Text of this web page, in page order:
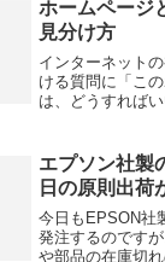
ホームページ
見分け方
インターネット
ける質問に「こ
は、どうすれば
けど」と見せて
たり名刺だった
エプソン社製
日の原則出荷
今日もEPSON社
発注するのです
や部品の在庫切